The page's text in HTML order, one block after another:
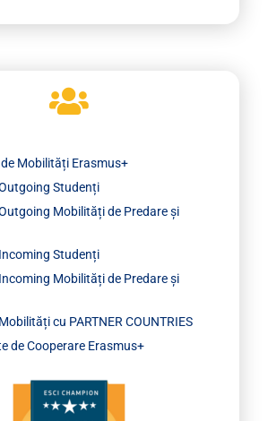
Mobilități Erasmus+
Studenți
Mobilități de Predare și
Studenți
Mobilități de Predare și
cu PARTNER COUNTRIES
de Cooperare Erasmus+